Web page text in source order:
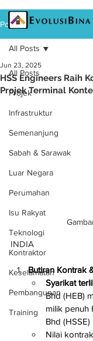
Post
All Posts
Projek
Infrastruktur
Semenanjung
Sabah & Sarawak
Luar Negara
Perumahan
Isu Rakyat
Teknologi
Kontraktor
Keselamatan
Pembangunan
Training
All Posts
HSS Engineers Raih
Projek Terminal
Jun 23, 2025
INDIA
Butiran Kontrak
Syarikat
Bhd (HEB)
milik penuh
Bhd (HSSE)
Nilai